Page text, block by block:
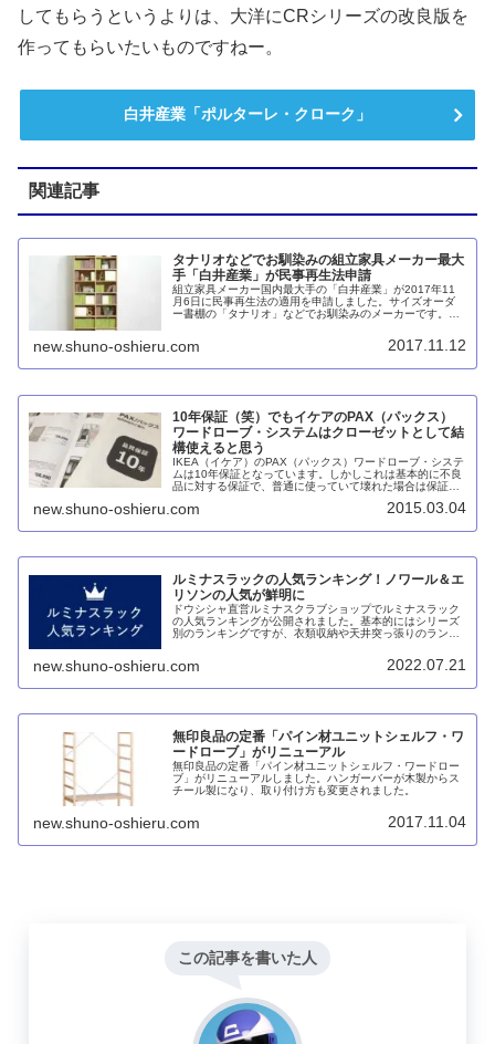
してもらうというよりは、大洋にCRシリーズの改良版を
作ってもらいたいものですねー。
白井産業「ポルターレ・クローク」
関連記事
タナリオなどでお馴染みの組立家具メーカー最大
手「白井産業」が民事再生法申請
組立家具メーカー国内最大手の「白井産業」が2017年11
月6日に民事再生法の適用を申請しました。サイズオーダ
ー書棚の「タナリオ」などでお馴染みのメーカーです。製
生産体制だったそうですから、ホルムアルデヒド等級
F☆☆だったのも納得です。
new.shuno-oshieru.com 2017.11.12
10年保証（笑）でもイケアのPAX（パックス）
ワードローブ・システムはクローゼットとして結
構使えると思う
IKEA（イケア）のPAX（パックス）ワードローブ・システ
ムは10年保証となっています。しかしこれは基本的に不良
品に対する保証で、普通に使っていて壊れた場合は保証さ
れば悪くないと思います。
new.shuno-oshieru.com 2015.03.04
ルミナスラックの人気ランキング！ノワール＆エ
リソンの人気が鮮明に
ドウシシャ直営ルミナスクラブショップでルミナスラック
の人気ランキングが公開されました。基本的にはシリーズ
別のランキングですが、衣類収納や天井突っ張りのランキ
た、エリソンではホワイトが圧倒的人気のようです。
new.shuno-oshieru.com 2022.07.21
無印良品の定番「パイン材ユニットシェルフ・ワ
ードローブ」がリニューアル
無印良品の定番「パイン材ユニットシェルフ・ワードロー
ブ」がリニューアルしました。ハンガーバーが木製からス
チール製になり、取り付け方も変更されました。
new.shuno-oshieru.com 2017.11.04
この記事を書いた人